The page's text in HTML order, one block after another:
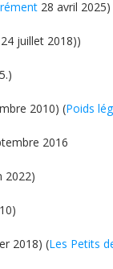
28 avril 2025)
24 juillet 2018))
2010) (Poids
2016
2022)
2018) (Les Petits